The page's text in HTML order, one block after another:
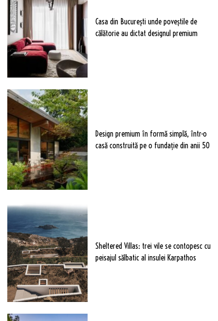
Casa din București unde poveștile de
călătorie au dictat designul premium
Design premium în formă simplă, într-o
casă construită pe o fundație din anii 50
Sheltered Villas: trei vile se contopesc cu
peisajul sălbatic al insulei Karpathos